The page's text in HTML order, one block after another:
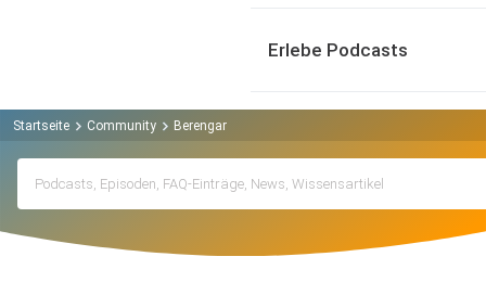
Erlebe Podcasts
Startseite Community Berengar